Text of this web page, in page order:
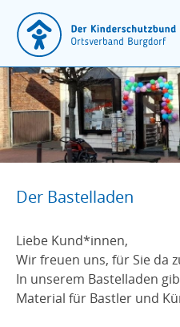
Der Bastelladen
Liebe Kund*innen,
Wir freuen uns, für Sie da
In unserem Bastelladen
Material für Bastler und